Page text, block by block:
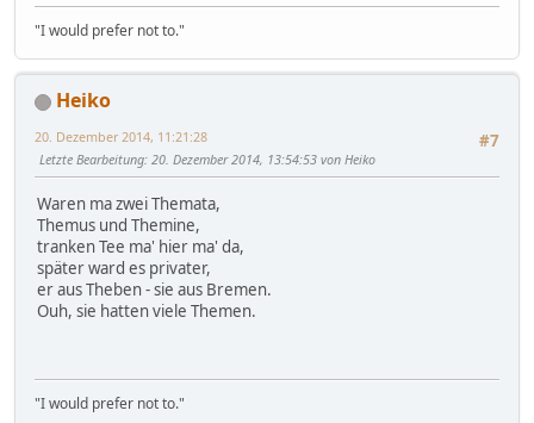
"I would prefer not to."
Heiko
#7
20. Dezember 2014, 11:21:28
Letzte Bearbeitung: 20. Dezember 2014, 13:54:53 von Heiko
Waren ma zwei Themata,
Themus und Themine,
tranken Tee ma' hier ma' da,
später ward es privater,
er aus Theben - sie aus Bremen.
Ouh, sie hatten viele Themen.
"I would prefer not to."